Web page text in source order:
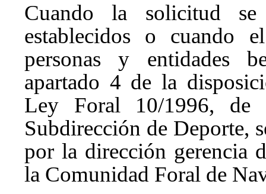
Cuando la solicitud
establecidos o cuando
personas y entidades
apartado 4 de la
Ley Foral 10/1996,
Subdirección de Deporte,
por la dirección gerencia
la Comunidad Foral de